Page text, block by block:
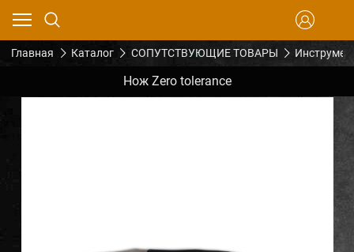
Главная Каталог СОПУТСТВУЮЩИЕ ТОВАРЫ
Нож Zero tolerance